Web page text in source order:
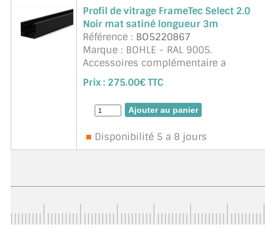
Profil de vitrage FrameTec Select 2.0
Noir mat satiné longueur 3m
Référence : BO5220867
Marque : BOHLE - RAL 9005.
Accessoires complémentaire a
commander : Equerres, joints selon
l'épaisseur de vitrage. L'installation
sûre et confortable peut être réalisée
en comb ...suite
Prix : 275.00€ TTC
Disponibilité 5 a 8 jours